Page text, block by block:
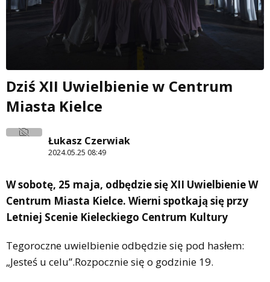
Dziś XII Uwielbienie w Centrum
Miasta Kielce
Łukasz Czerwiak
2024.05.25 08:49
W sobotę, 25 maja, odbędzie się XII Uwielbienie W
Centrum Miasta Kielce. Wierni spotkają się przy
Letniej Scenie Kieleckiego Centrum Kultury
Tegoroczne uwielbienie odbędzie się pod hasłem:
„Jesteś u celu”.Rozpocznie się o godzinie 19.